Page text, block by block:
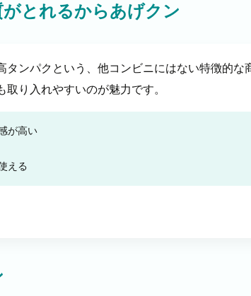
とれるからあげクン
タンパクという、他コンビニにはない特徴的な
取り入れやすいのが魅力です。
が高い
える